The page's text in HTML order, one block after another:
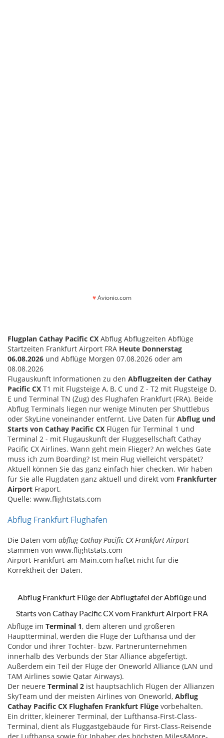
♥Avionio.com
Flugplan Cathay Pacific CX Abflug Abflugzeiten Abflüge
Startzeiten Frankfurt Airport FRA Heute Donnerstag
06.08.2026 und Abflüge Morgen 07.08.2026 oder am
08.08.2026
Flugauskunft Informationen zu den Abflugzeiten der Cathay
Pacific CX T1 mit Flugsteige A, B, C und Z - T2 mit Flugsteige D,
E und Terminal TN (Zug) des Flughafen Frankfurt (FRA). Beide
Abflug Terminals liegen nur wenige Minuten per Shuttlebus
oder SkyLine voneinander entfernt. Live Daten für Abflug und
Starts von Cathay Pacific CX Flügen für Terminal 1 und
Terminal 2 - mit Flugauskunft der Fluggesellschaft Cathay
Pacific CX Airlines. Wann geht mein Flieger? An welches Gate
muss ich zum Boarding? Ist mein Flug vielleicht verspätet?
Aktuell können Sie das ganz einfach hier checken. Wir haben
für Sie alle Flugdaten ganz aktuell und direkt vom Frankfurter
Airport Fraport.
Quelle: www.flightstats.com
Abflug Frankfurt Flughafen
Die Daten vom abflug Cathay Pacific CX Frankfurt Airport
stammen von www.flightstats.com
Airport-Frankfurt-am-Main.com haftet nicht für die
Korrektheit der Daten.
Abflug Frankfurt Flüge der Abflugtafel der Abflüge und
Starts von Cathay Pacific CX vom Frankfurt Airport FRA
Abflüge im Terminal 1, dem älteren und größeren
Hauptterminal, werden die Flüge der Lufthansa und der
Condor und ihrer Tochter- bzw. Partnerunternehmen
innerhalb des Verbunds der Star Alliance abgefertigt.
Außerdem ein Teil der Flüge der Oneworld Alliance (LAN und
TAM Airlines sowie Qatar Airways).
Der neuere Terminal 2 ist hauptsächlich Flügen der Allianzen
SkyTeam und der meisten Airlines von Oneworld, Abflug
Cathay Pacific CX Flughafen Frankfurt Flüge vorbehalten.
Ein dritter, kleinerer Terminal, der Lufthansa-First-Class-
Terminal, dient als Fluggastgebäude für First-Class-Reisende
der Lufthansa sowie für Inhaber des höchsten Miles&More-